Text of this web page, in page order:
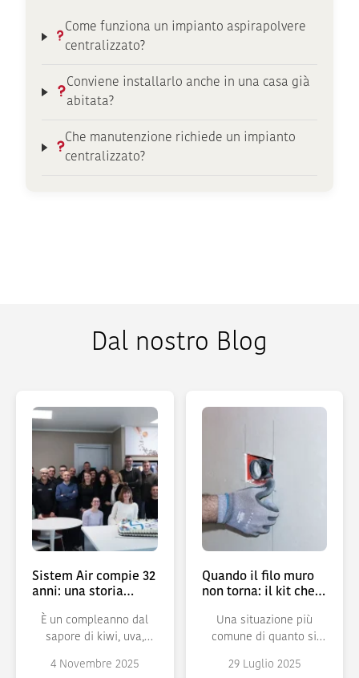
Come funziona un impianto aspirapolvere
centralizzato?
Conviene installarlo anche in una casa già
abitata?
Che manutenzione richiede un impianto
centralizzato?
Dal nostro Blog
Sistem Air compie 32
anni: una storia
imprenditoria
innovativa
È un compleanno dal
sapore di kiwi, uva,
cioccolato quello che...
4 Novembre 2025
Quando il filo muro
non torna: il kit che
aspiranti
Una situazione più
comune di quanto si
una ristrutturazione,
29 Luglio 2025